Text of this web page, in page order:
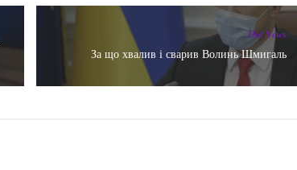
Hot News
За що хвалив і сварив Волинь Шмигаль